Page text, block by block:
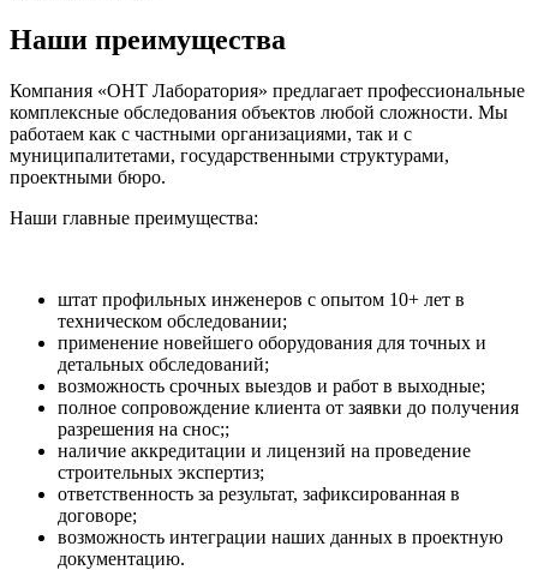
Наши преимущества
Компания «ОНТ Лаборатория» предлагает профессиональные
комплексные обследования объектов любой сложности. Мы
работаем как с частными организациями, так и с
муниципалитетами, государственными структурами,
проектными бюро.
Наши главные преимущества:
штат профильных инженеров с опытом 10+ лет в
техническом обследовании;
применение новейшего оборудования для точных и
детальных обследований;
возможность срочных выездов и работ в выходные;
полное сопровождение клиента от заявки до получения
разрешения на снос;;
наличие аккредитации и лицензий на проведение
строительных экспертиз;
ответственность за результат, зафиксированная в
договоре;
возможность интеграции наших данных в проектную
документацию.